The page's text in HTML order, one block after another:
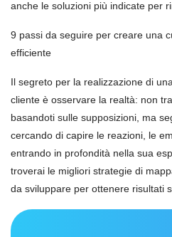
anche le soluzioni più indicate per
9 passi da seguire per creare una
efficiente
Il segreto per la realizzazione di
cliente è osservare la realtà: non
basandoti sulle supposizioni, ma
cercando di capire le reazioni, le
entrando in profondità nella sua
troverai le migliori strategie di
da sviluppare per ottenere risultati